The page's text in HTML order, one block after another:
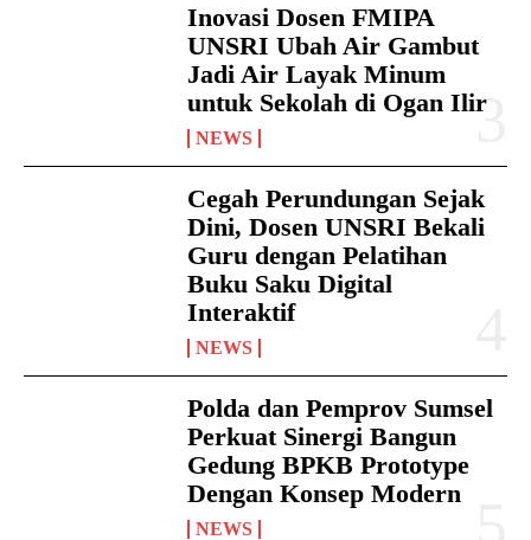
Inovasi Dosen FMIPA
UNSRI Ubah Air Gambut
Jadi Air Layak Minum
untuk Sekolah di Ogan Ilir
NEWS
Cegah Perundungan Sejak
Dini, Dosen UNSRI Bekali
Guru dengan Pelatihan
Buku Saku Digital
Interaktif
NEWS
Polda dan Pemprov Sumsel
Perkuat Sinergi Bangun
Gedung BPKB Prototype
Dengan Konsep Modern
NEWS